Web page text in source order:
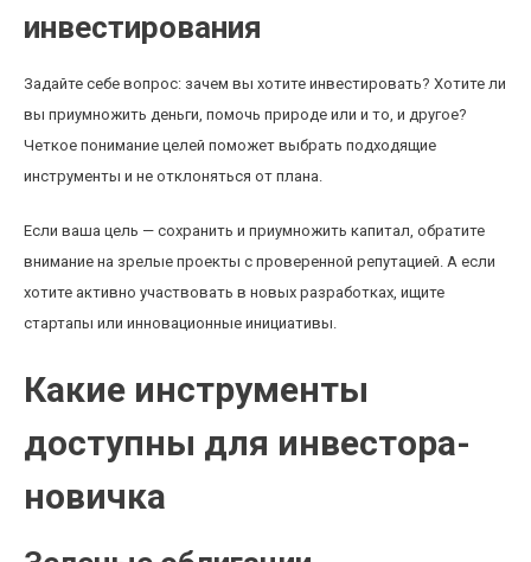
инвестирования
Задайте себе вопрос: зачем вы хотите инвестировать? Хотите ли
вы приумножить деньги, помочь природе или и то, и другое?
Четкое понимание целей поможет выбрать подходящие
инструменты и не отклоняться от плана.
Если ваша цель — сохранить и приумножить капитал, обратите
внимание на зрелые проекты с проверенной репутацией. А если
хотите активно участвовать в новых разработках, ищите
стартапы или инновационные инициативы.
Какие инструменты
доступны для инвестора-
новичка